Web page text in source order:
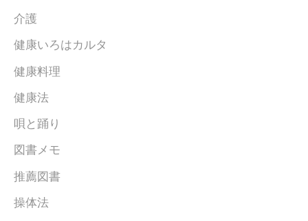
介護
健康いろはカルタ
健康料理
健康法
唄と踊り
図書メモ
推薦図書
操体法